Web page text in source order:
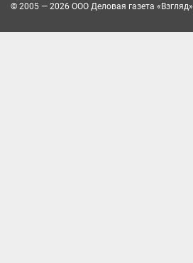
© 2005 — 2026 ООО Деловая газета «Взгляд»